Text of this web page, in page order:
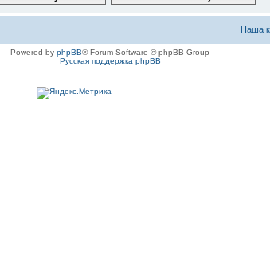
Наша
Powered by phpBB® Forum Software © phpBB Group
Русская поддержка phpBB